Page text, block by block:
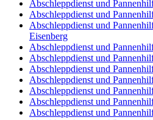
Abschleppdienst und
Abschleppdienst und
Abschleppdienst und
Eisenberg
Abschleppdienst und
Abschleppdienst und
Abschleppdienst und
Abschleppdienst und
Abschleppdienst und
Abschleppdienst und
Abschleppdienst und